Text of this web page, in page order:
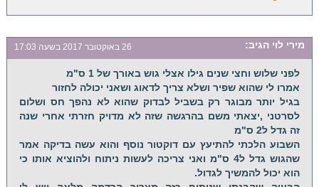
מירי לוי הגיב: 26 באוקטובר 2017 בשעה 17:03
לפני שלוש וחצי שנים גילו אצלי גוש באורך של 1 ס"מ
אמרו לי שהוא שפיר ושלא צריך לדאוג ושאני יכולה לחזור
בגיל יותר מבוגר רק בשביל לבדוק שהוא לא נהפך חס ושלום
לסרטני ,יצאתי משם בהרגשה שזה לא מדויק חזרתי אחרי שנה
זה גדל ל2 ס"מ
השבוע הלכתי להתיעץ עם דוקטור נוסף והוא עשה בדיקה אמר
שהגוש גדל ל4 ס"מ ואני צריכה לעשות ניתוח ולהוציא אותו כי
הוא יכול להמשיך לגדול.